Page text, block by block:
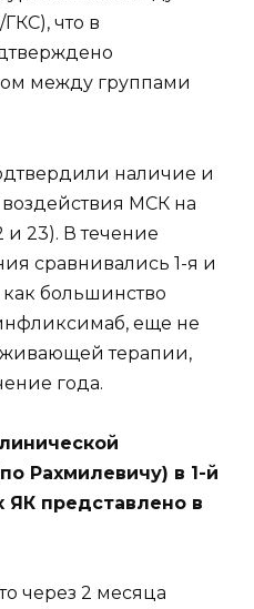
что в
между группами
наличие и
МСК на
и 23). В течение
сравнивались 1-я и
как большинство
еще не
терапии,
года.
Рахмилевичу) в 1-й
ЯК представлено в
через 2 месяца